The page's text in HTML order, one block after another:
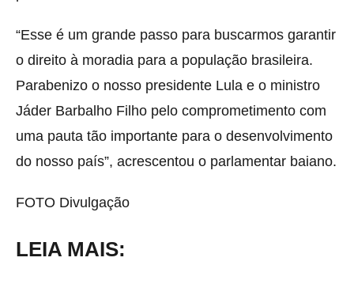
“Esse é um grande passo para buscarmos garantir
o direito à moradia para a população brasileira.
Parabenizo o nosso presidente Lula e o ministro
Jáder Barbalho Filho pelo comprometimento com
uma pauta tão importante para o desenvolvimento
do nosso país”, acrescentou o parlamentar baiano.
FOTO Divulgação
LEIA MAIS: